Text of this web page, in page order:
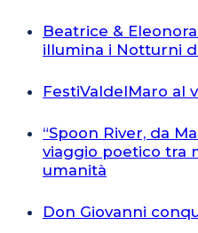
Beatrice &
illumina i Notturni
FestiValdelMaro al
“Spoon River, da
viaggio poetico tra
umanità
Don Giovanni